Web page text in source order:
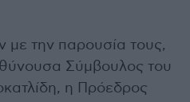
με την παρουσία τους,
Σύμβουλος του
η Πρόεδρος